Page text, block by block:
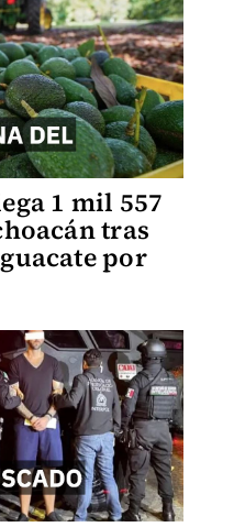
1 mil 557
tras
por